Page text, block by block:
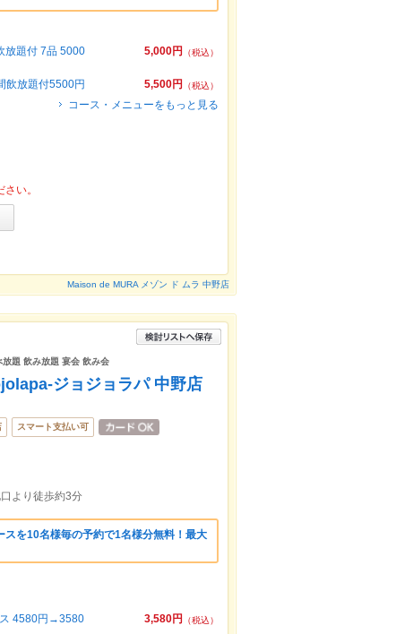
5,000円
（税込）
放題付 7品 5000
5,500円
（税込）
飲放題付5500円
コース・メニューをもっと見る
い。
Maison de MURA メゾン ド ムラ 中野店
題 飲み放題 宴会 飲み会
ジョジョラパ 中野店
スマート支払い可
より徒歩約3分
スを10名様毎の予約で1名様分無料！最大
3,580円
（税込）
ス 4580円→3580